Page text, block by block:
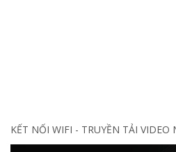
KẾT NỐI WIFI - TRUYỀN TẢI VIDEO